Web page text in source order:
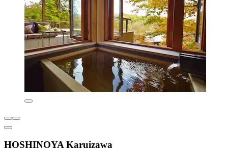
HOSHINOYA Karuizawa